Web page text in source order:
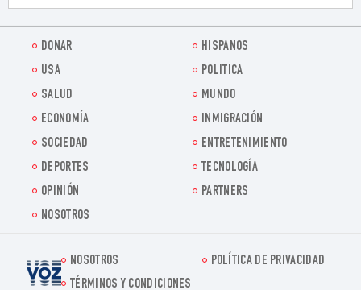
DONAR
HISPANOS
USA
POLITICA
SALUD
MUNDO
ECONOMÍA
INMIGRACIÓN
SOCIEDAD
ENTRETENIMIENTO
DEPORTES
TECNOLOGÍA
OPINIÓN
PARTNERS
NOSOTROS
Voz.us
NOSOTROS
POLÍTICA DE PRIVACIDAD
TÉRMINOS Y CONDICIONES